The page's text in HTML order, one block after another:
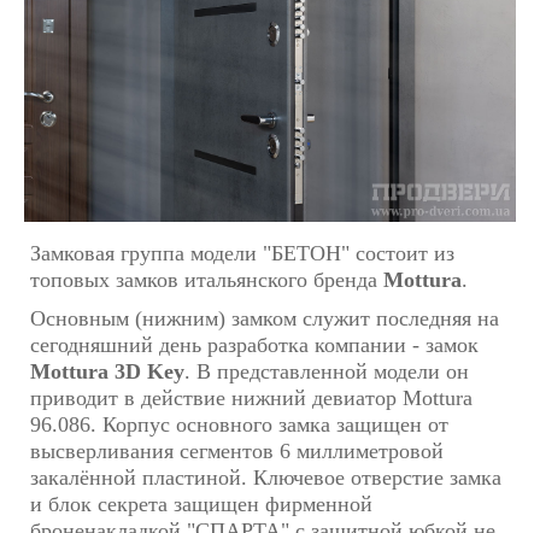
Замковая группа модели "БЕТОН" состоит из
топовых замков итальянского бренда Mottura.
Основным (нижним) замком служит последняя на
сегодняшний день разработка компании - замок
Mottura 3D Key. В представленной модели он
приводит в действие нижний девиатор Mottura
96.086. Корпус основного замка защищен от
высверливания сегментов 6 миллиметровой
закалённой пластиной. Ключевое отверстие замка
и блок секрета защищен фирменной